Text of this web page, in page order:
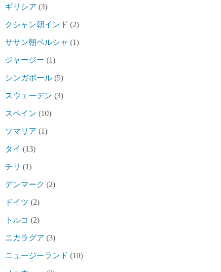
ギリシア (3)
クシャン朝インド (2)
ササン朝ペルシャ (1)
ジャージー (1)
シンガポール (5)
スウェーデン (3)
スペイン (10)
ソマリア (1)
タイ (13)
チリ (1)
デンマーク (2)
ドイツ (2)
トルコ (2)
ニカラグア (3)
ニュージーランド (10)